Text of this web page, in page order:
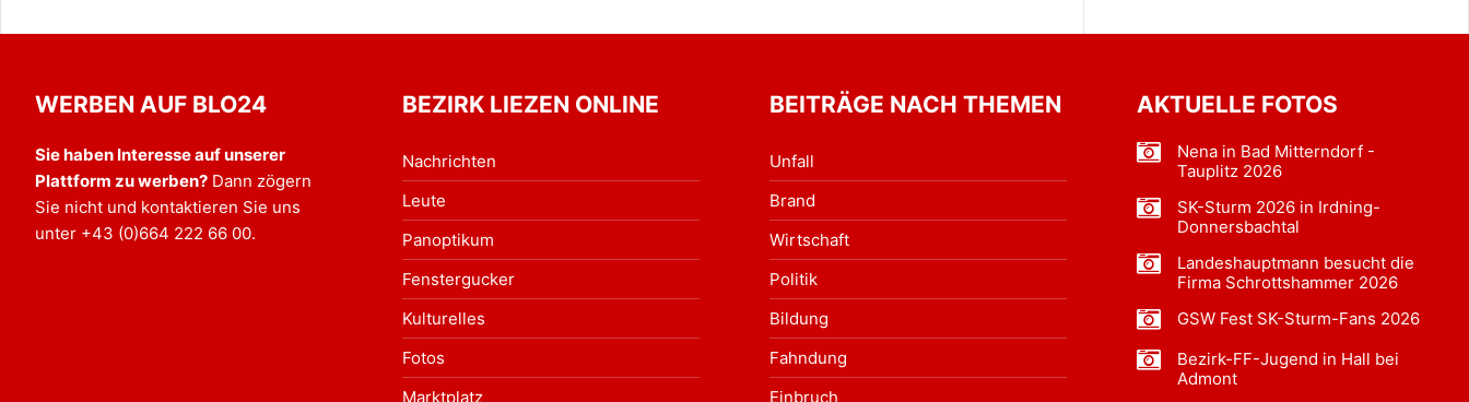
WERBEN AUF BLO24
Sie haben Interesse auf unserer
Plattform zu werben? Dann zögern
Sie nicht und kontaktieren Sie uns
unter +43 (0)664 222 66 00.
BEZIRK LIEZEN ONLINE
Nachrichten
Leute
Panoptikum
Fenstergucker
Kulturelles
Fotos
Marktplatz
BEITRÄGE NACH THEMEN
Unfall
Brand
Wirtschaft
Politik
Bildung
Fahndung
Einbruch
AKTUELLE FOTOS
Nena in Bad Mitterndorf -
Tauplitz 2026
SK-Sturm 2026 in Irdning-
Donnersbachtal
Landeshauptmann besucht die
Firma Schrottshammer 2026
GSW Fest SK-Sturm-Fans 2026
Bezirk-FF-Jugend in Hall bei
Admont